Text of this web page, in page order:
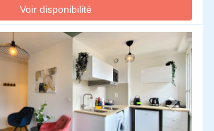
Voir disponibilité
Next